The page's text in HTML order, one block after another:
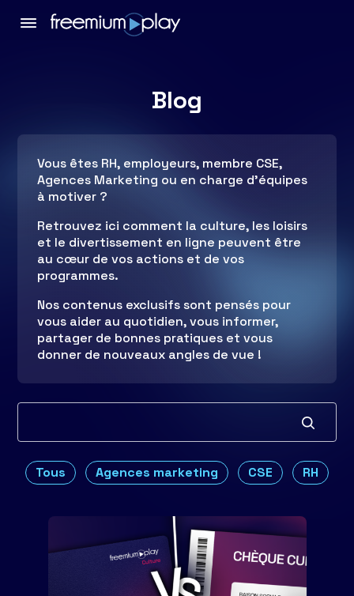
Blog
Vous êtes RH, employeurs, membre CSE,
Agences Marketing ou en charge d’équipes
à motiver ?
Retrouvez ici comment la culture, les loisirs
et le divertissement en ligne peuvent être
au cœur de vos actions et de vos
programmes.
Nos contenus exclusifs sont pensés pour
vous aider au quotidien, vous informer,
partager de bonnes pratiques et vous
donner de nouveaux angles de vue !
Tous Agences marketing CSE RH